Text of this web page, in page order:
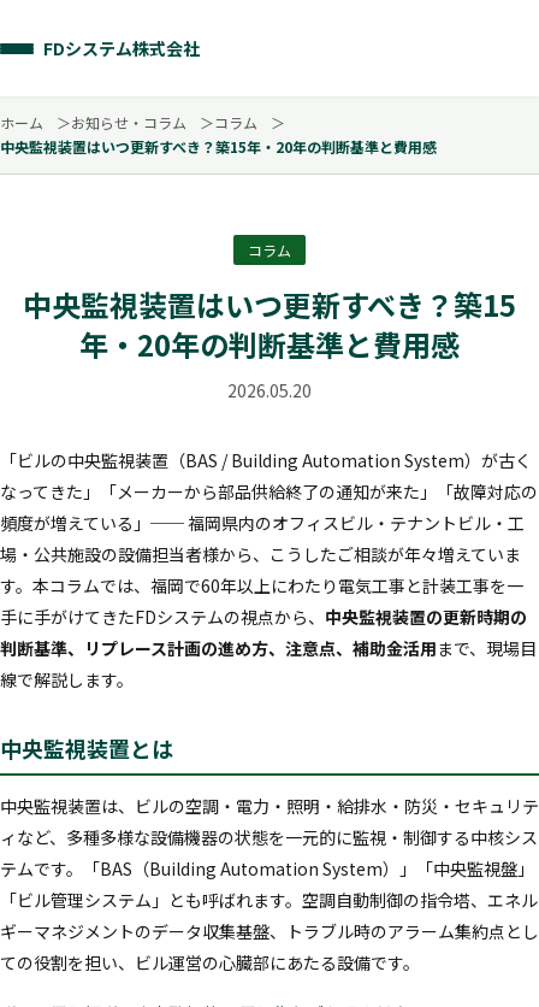
FDシステム株式会社
ホーム お知らせ・コラム
コラム
中央監視装置はいつ更新すべき？築15年・20年の判断基準と費用感
コラム
中央監視装置はいつ更新すべき？築15
年・20年の判断基準と費用感
2026.05.20
「ビルの中央監視装置（BAS / Building Automation System）が古く
なってきた」「メーカーから部品供給終了の通知が来た」「故障対応の
頻度が増えている」── 福岡県内のオフィスビル・テナントビル・工
場・公共施設の設備担当者様から、こうしたご相談が年々増えていま
す。本コラムでは、福岡で60年以上にわたり電気工事と計装工事を一
手に手がけてきたFDシステムの視点から、 中央監視装置の更新時期の
判断基準、リプレース計画の進め方、注意点、補助金活用まで、現場目
線で解説します。
中央監視装置とは
中央監視装置は、ビルの空調・電力・照明・給排水・防災・セキュリテ
ィなど、多種多様な設備機器の状態を一元的に監視・制御する中核シス
テムです。「BAS（Building Automation System）」「中央監視盤」
「ビル管理システム」とも呼ばれます。空調自動制御の指令塔、エネル
ギーマネジメントのデータ収集基盤、トラブル時のアラーム集約点とし
ての役割を担い、ビル運営の心臓部にあたる設備です。